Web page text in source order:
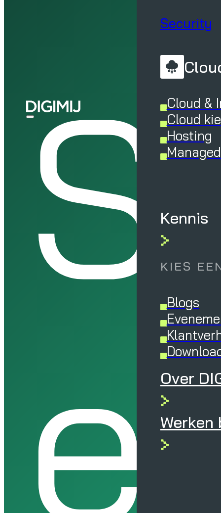
Security
Cloud &
Cloud
Hosting
Kennis
KIES
Blogs
Over
Werken